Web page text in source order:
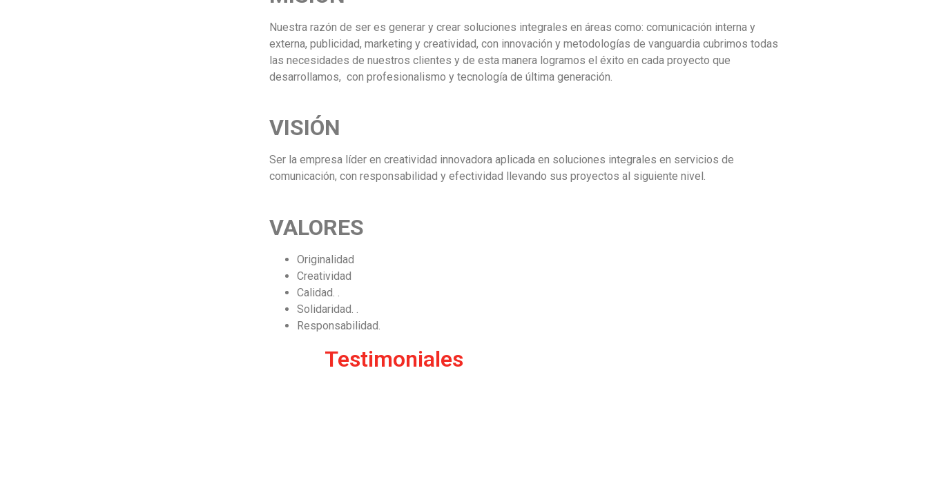
Nuestra razón de ser es generar y crear soluciones integrales en áreas como: comunicación interna y
externa, publicidad, marketing y creatividad, con innovación y metodologías de vanguardia cubrimos todas
las necesidades de nuestros clientes y de esta manera logramos el éxito en cada proyecto que
desarrollamos, con profesionalismo y tecnología de última generación.
VISIÓN
Ser la empresa líder en creatividad innovadora aplicada en soluciones integrales en servicios de
comunicación, con responsabilidad y efectividad llevando sus proyectos al siguiente nivel.
VALORES
Originalidad
Creatividad
Calidad. .
Solidaridad. .
Responsabilidad.
Testimoniales